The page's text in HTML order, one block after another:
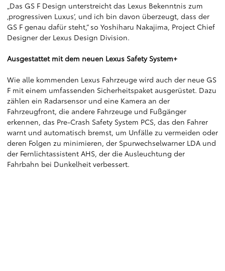
„Das GS F Design unterstreicht das Lexus Bekenntnis zum
‚progressiven Luxus‘, und ich bin davon überzeugt, dass der
GS F genau dafür steht,“ so Yoshiharu Nakajima, Project Chief
Designer der Lexus Design Division.
Ausgestattet mit dem neuen Lexus Safety System+
Wie alle kommenden Lexus Fahrzeuge wird auch der neue GS
F mit einem umfassenden Sicherheitspaket ausgerüstet. Dazu
zählen ein Radarsensor und eine Kamera an der
Fahrzeugfront, die andere Fahrzeuge und Fußgänger
erkennen, das Pre-Crash Safety System PCS, das den Fahrer
warnt und automatisch bremst, um Unfälle zu vermeiden oder
deren Folgen zu minimieren, der Spurwechselwarner LDA und
der Fernlichtassistent AHS, der die Ausleuchtung der
Fahrbahn bei Dunkelheit verbessert.